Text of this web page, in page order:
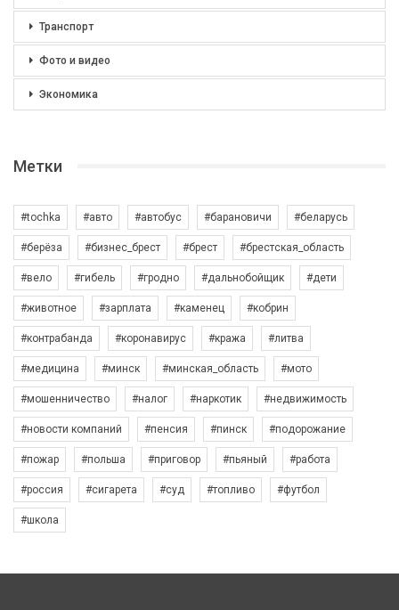
Транспорт
Фото и видео
Экономика
Метки
#tochka #авто #автобус #барановичи #беларусь
#берёза #бизнес_брест #брест #брестская_область
#вело #гибель #гродно #дальнобойщик #дети
#животное #зарплата #каменец #кобрин
#контрабанда #коронавирус #кража #литва
#медицина #минск #минская_область #мото
#мошенничество #налог #наркотик #недвижимость
#новости компаний #пенсия #пинск #подорожание
#пожар #польша #приговор #пьяный #работа
#россия #сигарета #суд #топливо #футбол
#школа